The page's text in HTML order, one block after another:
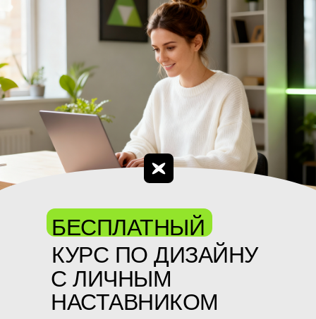
БЕСПЛАТНЫЙ
НАСТАВНИКОМ
С ЛИЧНЫМ
КУРС ПО ДИЗАЙНУ